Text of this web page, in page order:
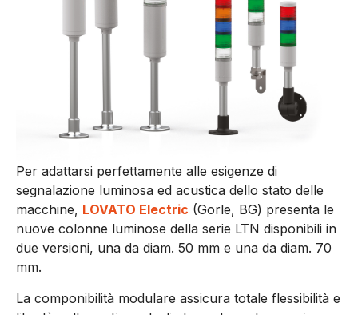
Per adattarsi perfettamente alle esigenze di
segnalazione luminosa ed acustica dello stato delle
macchine, LOVATO Electric (Gorle, BG) presenta le
nuove colonne luminose della serie LTN disponibili in
due versioni, una da diam. 50 mm e una da diam. 70
mm.
La componibilità modulare assicura totale flessibilità e